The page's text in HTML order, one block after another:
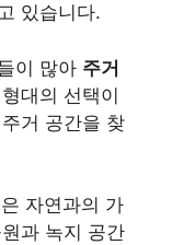
있습니다.
이 많아 주거
대의 선택이
거 공간을 찾
은 자연과의 가
과 녹지 공간